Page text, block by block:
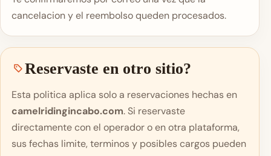
cancelacion y el reembolso queden procesados.
Reservaste en otro sitio?
Esta politica aplica solo a reservaciones hechas en
camelridingincabo.com. Si reservaste
directamente con el operador o en otra plataforma,
sus fechas limite, terminos y posibles cargos pueden